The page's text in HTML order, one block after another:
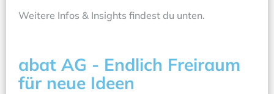
Weitere Infos & Insights findest du unten.
abat AG - Endlich Freiraum
für neue Ideen